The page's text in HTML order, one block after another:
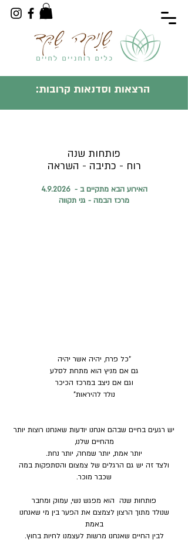
הרצאות וסדנאות קרובות:
פותחות שנה
רוח - כתיבה - השראה
האירוע הבא מתקיים ב - 4.9.2026
מרכז הבמה ​ - גני תקווה
"כל פרח, יהיה אשר יהיה
גם אם מניץ הוא מתחת לסלע
וגם אם ניצב במרכז הכיכר
נולד להיראות"
יש רגעים בחיים שבהם אנחנו יודעות שאנחנו רוצות יותר
מהחיים שלנו,
יותר אמת, יותר שמחה, יותר נחת.
ולצד זה יש גם הרגלים של צמצום והסתפקות במה
שכבר מוכר.
פותחות שנה הוא מפגש נשי, עמוק ומחבר
שנולד מתוך הרצון לצמצם את הפער בין מי שאנחנו
באמת
לבין החיים שאנחנו מרשות לעצמנו לחיות בחוץ.